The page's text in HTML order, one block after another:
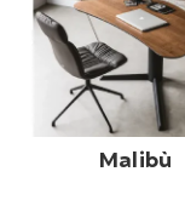
Malibù